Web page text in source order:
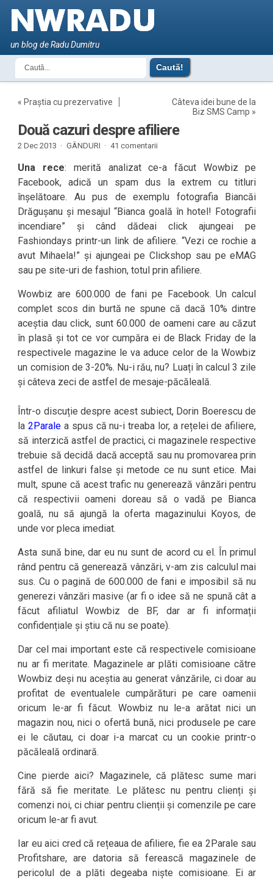
un blog de Radu Dumitru
« Praștia cu prezervative
Câteva idei bune de la
Biz SMS Camp »
Două cazuri despre afiliere
2 Dec 2013 · GÂNDURI · 41 comentarii
Una rece: merită analizat ce-a făcut Wowbiz pe
Facebook, adică un spam dus la extrem cu titluri
înșelătoare. Au pus de exemplu fotografia Biancăi
Drăgușanu și mesajul “Bianca goală în hotel! Fotografii
incendiare” și când dădeai click ajungeai pe
Fashiondays printr-un link de afiliere. “Vezi ce rochie a
avut Mihaela!” și ajungeai pe Clickshop sau pe eMAG
sau pe site-uri de fashion, totul prin afiliere.
Wowbiz are 600.000 de fani pe Facebook. Un calcul
complet scos din burtă ne spune că dacă 10% dintre
aceștia dau click, sunt 60.000 de oameni care au căzut
în plasă și tot ce vor cumpăra ei de Black Friday de la
respectivele magazine le va aduce celor de la Wowbiz
un comision de 3-20%. Nu-i rău, nu? Luați în calcul 3 zile
și câteva zeci de astfel de mesaje-păcăleală.
Într-o discuție despre acest subiect, Dorin Boerescu de
la2Parale a spus că nu-i treaba lor, a rețelei de afiliere,
să interzică astfel de practici, ci magazinele respective
trebuie să decidă dacă acceptă sau nu promovarea prin
astfel de linkuri false și metode ce nu sunt etice. Mai
mult, spune că acest trafic nu generează vânzări pentru
că respectivii oameni doreau să o vadă pe Bianca
goală, nu să ajungă la oferta magazinului Koyos, de
unde vor pleca imediat.
Asta sună bine, dar eu nu sunt de acord cu el. În primul
rând pentru că generează vânzări, v-am zis calculul mai
sus. Cu o pagină de 600.000 de fani e imposibil să nu
generezi vânzări masive (ar fi o idee să ne spună cât a
făcut afiliatul Wowbiz de BF, dar ar fi informații
confidențiale și știu că nu se poate).
Dar cel mai important este că respectivele comisioane
nu ar fi meritate. Magazinele ar plăti comisioane către
Wowbiz deși nu aceștia au generat vânzările, ci doar au
profitat de eventualele cumpărături pe care oamenii
oricum le-ar fi făcut. Wowbiz nu le-a arătat nici un
magazin nou, nici o ofertă bună, nici produsele pe care
ei le căutau, ci doar i-a marcat cu un cookie printr-o
păcăleală ordinară.
Cine pierde aici? Magazinele, că plătesc sume mari
fără să fie meritate. Le plătesc nu pentru clienți și
comenzi noi, ci chiar pentru clienții și comenzile pe care
oricum le-ar fi avut.
Iar eu aici cred că rețeaua de afiliere, fie ea 2Parale sau
Profitshare, are datoria să ferească magazinele de
pericolul de a plăti degeaba niște comisioane. Ei ar